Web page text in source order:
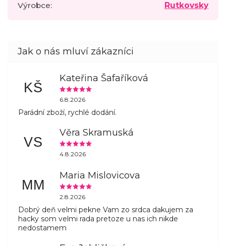
Výrobce: Rutkovsky
KŠ
Kateřina Šafaříková
6.8.2026
Parádní zboží, rychlé dodání.
VS
Věra Skramuská
4.8.2026
MM
Maria Mislovicova
2.8.2026
Dobrý deň velmi pekne Vam zo srdca dakujem za
hacky som velmi rada pretoze u nas ich nikde
nedostamem